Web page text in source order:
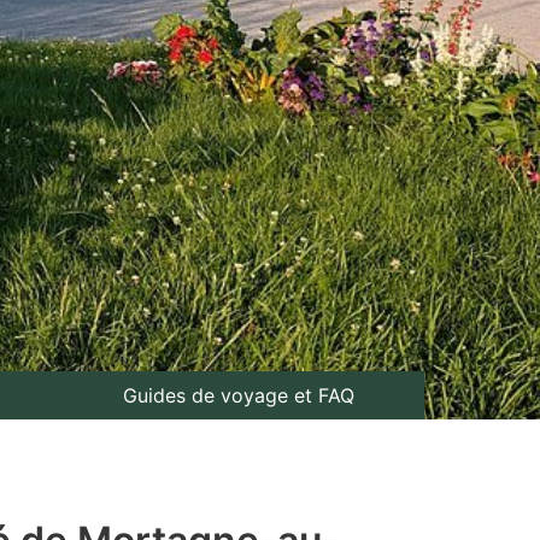
Guides de voyage et FAQ